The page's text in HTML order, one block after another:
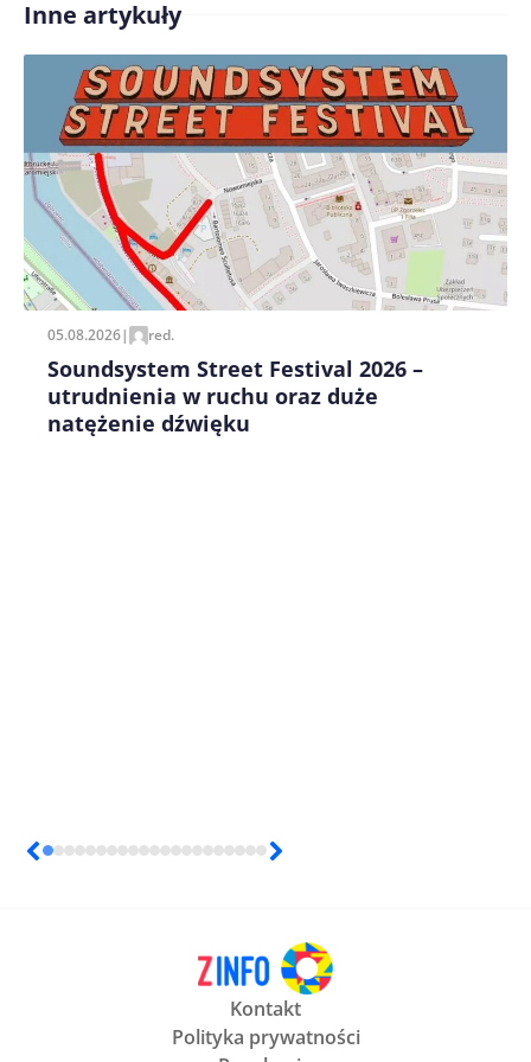
Treść komentarza*
Zapamiętaj moje dane w tej przeglądarce podczas
pisania kolejnych komentarzy.
Inne artykuły
05.08.2026| red.
Soundsystem Street Festival 2026 –
utrudnienia w ruchu oraz duże
natężenie dźwięku
Kontakt
Polityka prywatności